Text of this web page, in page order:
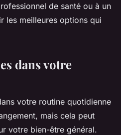
de santé ou à un
les meilleures options qui
dans votre
votre routine quotidienne
mais cela peut
votre bien-être général.